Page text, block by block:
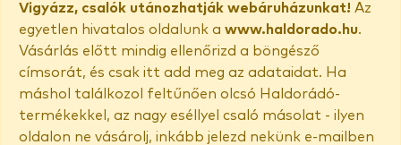
Vigyázz, csalók utánozhatják webáruházunkat! Az
egyetlen hivatalos oldalunk a www.haldorado.hu.
Vásárlás előtt mindig ellenőrizd a böngésző
címsorát, és csak itt add meg az adataidat. Ha
máshol találkozol feltűnően olcsó Haldorádó-
termékekkel, az nagy eséllyel csaló másolat - ilyen
oldalon ne vásárolj, inkább jelezd nekünk e-mailben